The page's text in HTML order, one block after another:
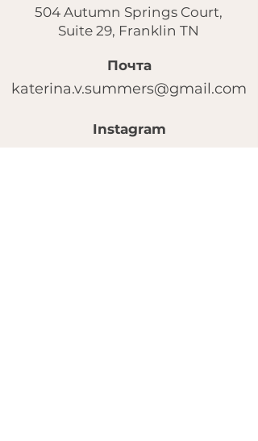
504 Autumn Springs Court,
Suite 29, Franklin TN
Почта
katerina.v.summers@gmail.com
Instagram